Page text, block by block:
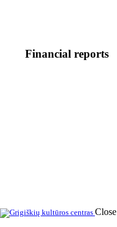
Financial reports
Close